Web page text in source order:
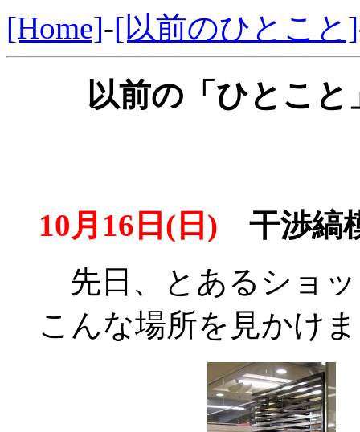
[Home]-[以前のひとこと]
以前の「ひとこ
10月16日(日) 干渉縞
先日、とあるショ
こんな場所を見かけ